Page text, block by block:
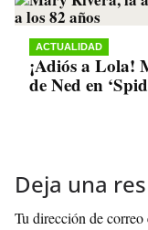
ACTUALIDAD
¡Adiós a Lola!
de Ned en
Deja una
Tu dirección de